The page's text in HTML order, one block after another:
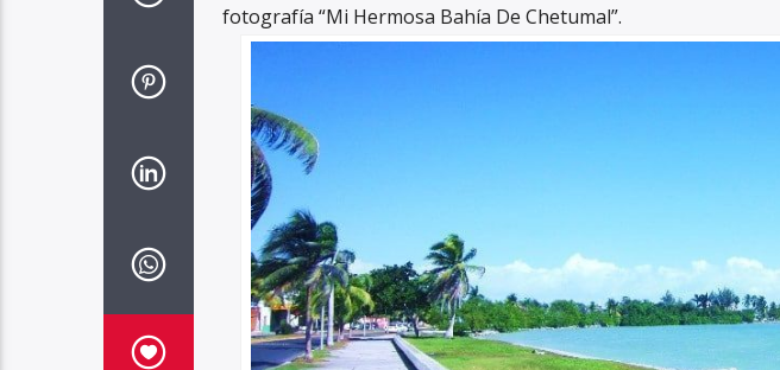
fotografía “Mi Hermosa Bahía De Chetumal”.